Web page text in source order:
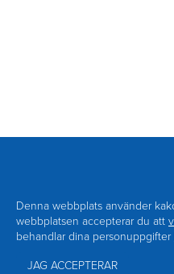
Denna webbplats använder
webbplatsen accepterar du att
behandlar dina personuppgifter
JAG ACCEPTERAR